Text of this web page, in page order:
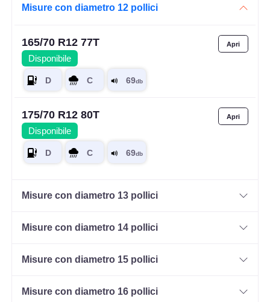
Misure con diametro 12 pollici
165/70 R12 77T
Disponibile
175/70 R12 80T
Disponibile
Misure con diametro 13 pollici
Misure con diametro 14 pollici
Misure con diametro 15 pollici
Misure con diametro 16 pollici